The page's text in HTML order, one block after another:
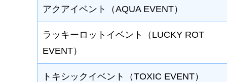
アクアイベント（AQUA EVENT）
ラッキーロットイベント（LUCKY ROT
EVENT）
トキシックイベント（TOXIC EVENT）